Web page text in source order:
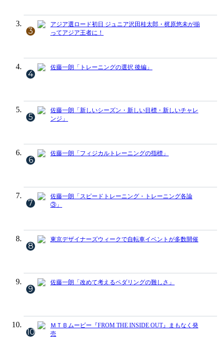
3
アジア選ロード初日 ジュニア沢田桂太郎・梶原悠未が揃
ってアジア王者に！
4
佐藤一朗「トレーニングの選択 後編」
5
佐藤一朗「新しいシーズン・新しい目標・新しいチャレ
ンジ」
6
佐藤一朗「フィジカルトレーニングの指標」
7
佐藤一朗「スピードトレーニング・トレーニング各論
③」
8
東京デザイナーズウィークで自転車イベントが多数開催
9
佐藤一朗「改めて考えるペダリングの難しさ」
10
ＭＴＢムービー『FROM THE INSIDE OUT』まもなく発
売